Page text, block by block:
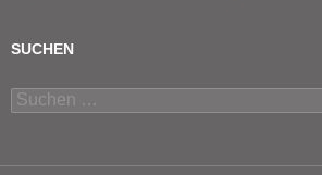
SUCHEN
Suchen
nach: